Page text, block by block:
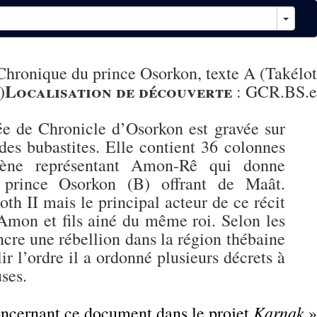
du prince Osorkon, texte A (Takélot
Localisation de découverte : GCR.BS.e
Chronicle d’Osorkon est gravée sur
bubastites. Elle contient 36 colonnes
représentant Amon-Rê qui donne
Osorkon (B) offrant de Maât.
II mais le principal acteur de ce récit
et fils ainé du même roi. Selon les
une rébellion dans la région thébaine
l’ordre il a ordonné plusieurs décrets à
Karnak